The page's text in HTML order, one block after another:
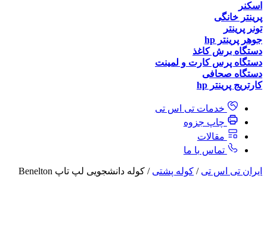
اسکنر
پرینتر خانگی
تونر پرینتر
جوهر پرینتر hp
دستگاه برش کاغذ
دستگاه پرس کارت و لمینت
دستگاه صحافی
کارتریج پرینتر hp
خدمات تی اس تی
چاپ جزوه
مقالات
تماس با ما
ایران تی اس تی / کوله پشتی / کوله‌ دانشجویی لپ‌ تاپ Benelton